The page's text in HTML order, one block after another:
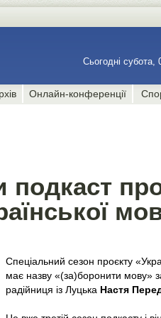
Сьогодні субота,
Онлайн-конференції
Спеціальний сезон проєкту
має назву «(за)боронити мову»
радійниця із Луцька Настя